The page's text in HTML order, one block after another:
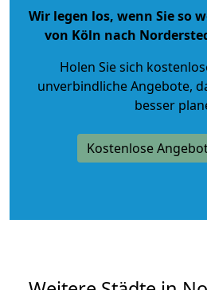
Wir legen los, wenn Sie so
von Köln nach
Holen Sie sich
unverbindliche Angebote,
besser
Kostenlose